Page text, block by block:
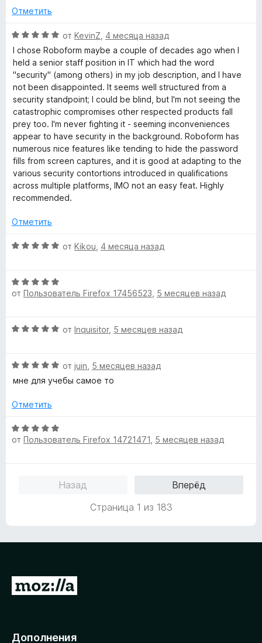
1
з
5
Отметить
О
ц
е
н
е
н
о
н
а
5
и
з
5
от KevinZ 4 месяца назад
I chose Roboform maybe a couple of decades ago when I
held a senior staff position in IT which had the word
"security" (among others) in my job description, and I have
not been disappointed. It seems well structured from a
security standpoint; I could be blind, but I'm not seeing the
catastrophic compromises other respected products fall
prey too. I'm never fighting it - seeming inconveniences
appear to have security in the background. Roboform has
numerous nice features like tending to hide the password
fills from screen captures, and it is good at adapting to the
various security contortions introduced in qualifications
across multiple platforms, IMO not an easy feat. Highly
recommended.
Отметить
О
н
е
н
и
з
от Kikou 4 месяца назад
О
ц
е
н
а
и
5
от Пользователь Firefox 17456523 5 месяцев назад
О
н
е
о
а
5
от Inquisitor, 5 месяцев назад
О
ц
н
н
о
от juin 5 месяцев назад
мне для учебы самое то
Отметить
О
ц
5
от Пользователь Firefox 14721471 5 месяцев назад
Назад
Вперёд
Страница 1 из 183
П
е
Дополнения